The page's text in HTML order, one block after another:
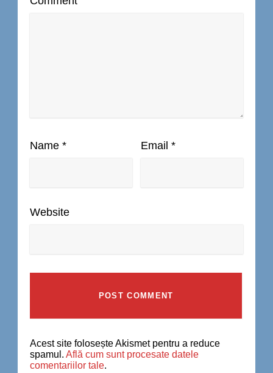
Name * Email *
Website
Acest site folosește Akismet pentru a reduce
spamul. Află cum sunt procesate datele
comentariilor tale.